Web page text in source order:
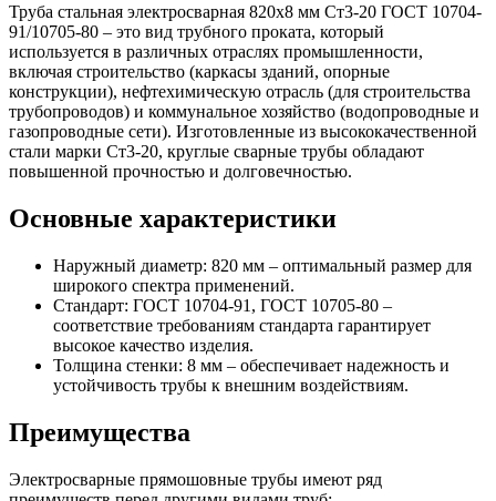
Труба стальная электросварная 820х8 мм Ст3-20 ГОСТ 10704-
91/10705-80 – это вид трубного проката, который
используется в различных отраслях промышленности,
включая строительство (каркасы зданий, опорные
конструкции), нефтехимическую отрасль (для строительства
трубопроводов) и коммунальное хозяйство (водопроводные и
газопроводные сети). Изготовленные из высококачественной
стали марки Ст3-20, круглые сварные трубы обладают
повышенной прочностью и долговечностью.
Основные характеристики
Наружный диаметр: 820 мм – оптимальный размер для
широкого спектра применений.
Стандарт: ГОСТ 10704-91, ГОСТ 10705-80 –
соответствие требованиям стандарта гарантирует
высокое качество изделия.
Толщина стенки: 8 мм – обеспечивает надежность и
устойчивость трубы к внешним воздействиям.
Преимущества
Электросварные прямошовные трубы имеют ряд